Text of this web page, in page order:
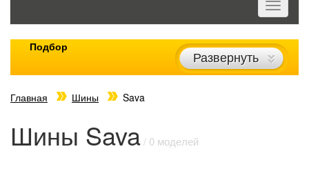
Toggle
Подбор
Развернуть
Главная Шины Sava
Шины Sava/ 0 моделей